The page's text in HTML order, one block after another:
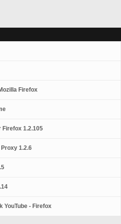
Firefox
Firefox 1.2.105
1.2.6
YouTube - Firefox